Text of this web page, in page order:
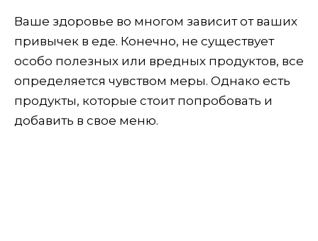
Ваше здоровье во многом зависит от ваших
привычек в еде. Конечно, не существует
особо полезных или вредных продуктов, все
определяется чувством меры. Однако есть
продукты, которые стоит попробовать и
добавить в свое меню.